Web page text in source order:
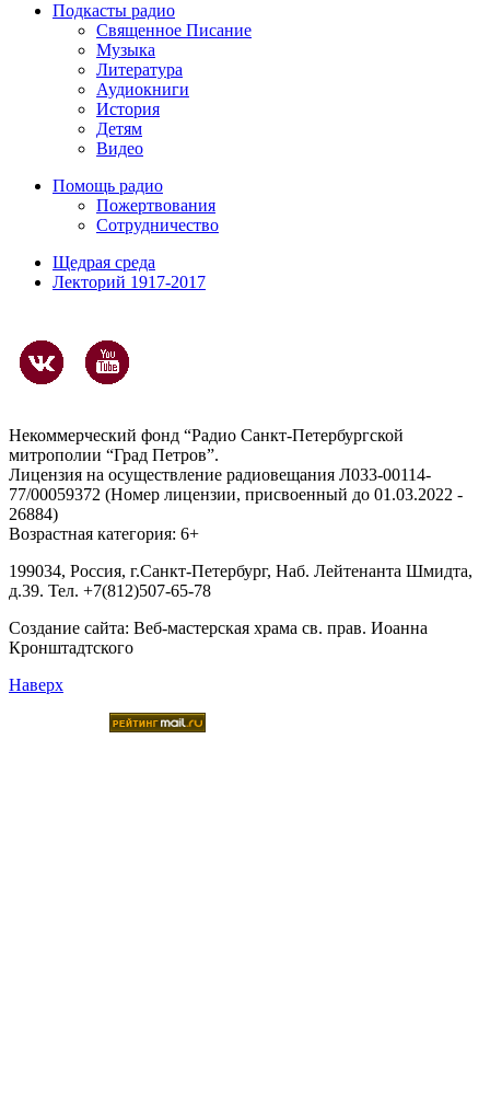
Подкасты радио
Священное Писание
Музыка
Литература
Аудиокниги
История
Детям
Видео
Помощь радио
Пожертвования
Сотрудничество
Щедрая среда
Лекторий 1917-2017
Некоммерческий фонд “Радио Санкт-Петербургской
митрополии “Град Петров”.
Лицензия на осуществление радиовещания Л033-00114-
77/00059372 (Номер лицензии, присвоенный до 01.03.2022 -
26884)
Возрастная категория: 6+
199034, Россия, г.Санкт-Петербург, Наб. Лейтенанта Шмидта,
д.39. Тел. +7(812)507-65-78
Создание сайта: Веб-мастерская храма св. прав. Иоанна
Кронштадтского
Наверх